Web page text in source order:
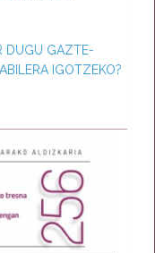
DUGU GAZTE-
IGOTZEKO?